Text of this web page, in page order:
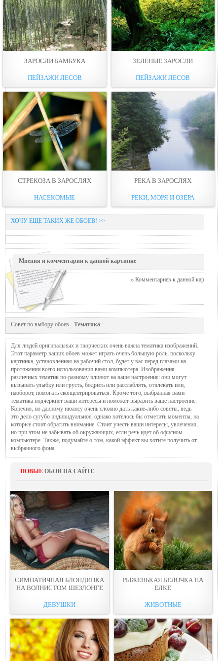
ЗАРОСЛИ БАМБУКА
ПЕЙЗАЖИ ЛЕСОВ
ЗЕЛЁНЫЕ ЗАРОСЛИ
ПЕЙЗАЖИ ЛЕСОВ
СТРЕКОЗА В ЗАРОСЛЯХ
НАСЕКОМЫЕ
РЕКА В ЗАРОСЛЯХ
РЕКИ, МОРЯ И ОЗЕРА
ХОЧУ ЕЩЕ ТАКИХ ЖЕ ОБОЕВ! >>
Мнения и комментарии к данной картинке
Комментариев к данной картинке
Совет по выбору обоев - Тематика:
Для людей оригинальных и творческих очень важна тематика изображений.
Этот параметр ваших обоев может играть очень большую роль, поскольку
картинка, установленная на рабочий стол, будет у вас перед глазами на
протяжении всего использования вами компьютера. Изображения
различных тематик по-разному влияют на ваше настроение: они могут
вызывать улыбку или грусть, бодрить или расслаблять, отвлекать или,
наоборот, помогать сконцентрироваться. Кроме того, выбранная вами
тематика подчеркнет ваши интересы и поможет выразить ваше настроение.
Конечно, по данному нюансу очень сложно дать какие-либо советы, ведь
это дело сугубо индивидуальное, однако хотелось бы отметить моменты, на
которые стоит обратить внимание. Стоит учесть ваши интересы, увлечения,
но при этом не забывать об окружающих, если речь идет об офисном
компьютере. Также, подумайте о том, какой эффект вы хотите получить от
выбранного фона.
НОВЫЕ ОБОИ НА САЙТЕ
СИМПАТИЧНАЯ БЛОНДИНКА
НА ВОЛНИСТОМ ШЕЗЛОНГЕ
ДЕВУШКИ
РЫЖEНЬКАЯ БЕЛОЧКА НА
ЕЛКЕ
ЖИВОТНЫЕ